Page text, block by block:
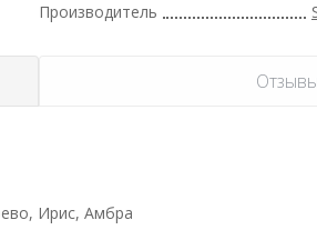
Производитель
Отзывы
Ирис, Амбра